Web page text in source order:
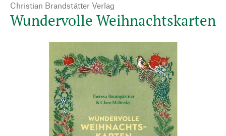
Christian Brandstätter Verlag
Wundervolle Weihnachtskarten